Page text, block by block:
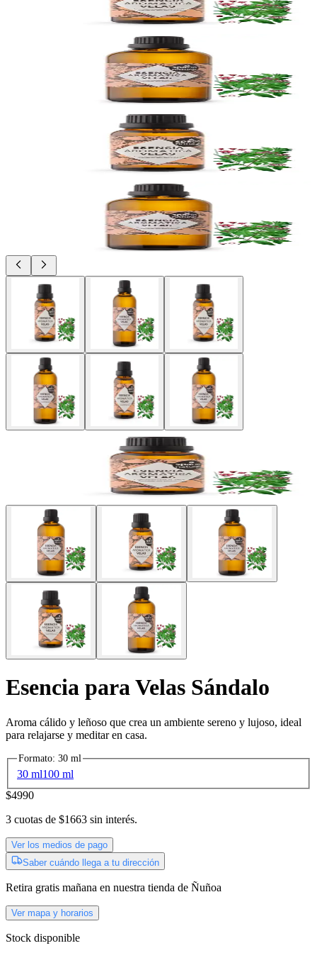
Esencia para Velas Sándalo
Aroma cálido y leñoso que crea un ambiente sereno y lujoso, ideal
para relajarse y meditar en casa.
Formato: 30 ml
30 ml100 ml
$4990
3 cuotas de $1663 sin interés.
Ver los medios de pago
Saber cuándo llega a tu dirección
Retira gratis mañana en nuestra tienda de Ñuñoa
Ver mapa y horarios
Stock disponible